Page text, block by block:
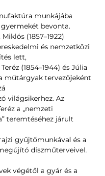
bevonta.
(1857–1922)
és nemzetközi
lett,
(1854–1944) és Júlia
a műtárgyak tervezőjeként
világsikerhez. Az
a „nemzeti
teremtéséhez járult
gyűjtőmunkával és a
díszműterveivel.
végétől a gyár és a